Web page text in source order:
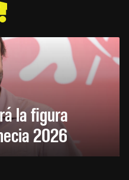
la figura
2026